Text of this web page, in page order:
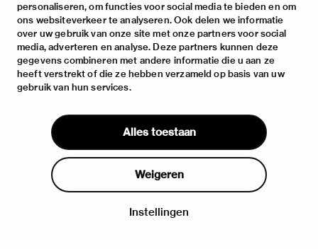
personaliseren, om functies voor social media te bieden en om
ons websiteverkeer te analyseren. Ook delen we informatie
over uw gebruik van onze site met onze partners voor social
media, adverteren en analyse. Deze partners kunnen deze
gegevens combineren met andere informatie die u aan ze
heeft verstrekt of die ze hebben verzameld op basis van uw
gebruik van hun services.
Alles toestaan
Weigeren
Instellingen